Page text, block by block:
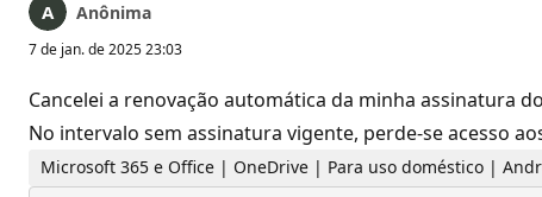
Anônima
7 de jan. de 2025 23:03
Cancelei a renovação automática da minha assinatura
No intervalo sem assinatura vigente, perde-se acesso
Microsoft 365 e Office | OneDrive | Para uso doméstico |